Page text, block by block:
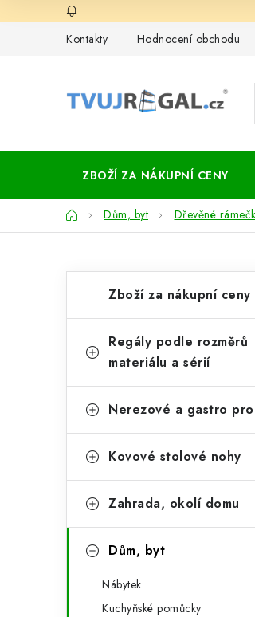
na
Kontakty
Hodnocení obchodu
ZBOŽÍ ZA NÁKUPNÍ CENY
DomůDům, byt Dřevěné
o
t
a
í
kategorie
a
g
r
Zboží za nákupní ceny
Regály podle rozměrů
materiálu a sérií
Nerezové a gastro
Kovové stolové nohy
Zahrada, okolí domu
Dům, byt
Nábytek
Kuchyňské pomůcky